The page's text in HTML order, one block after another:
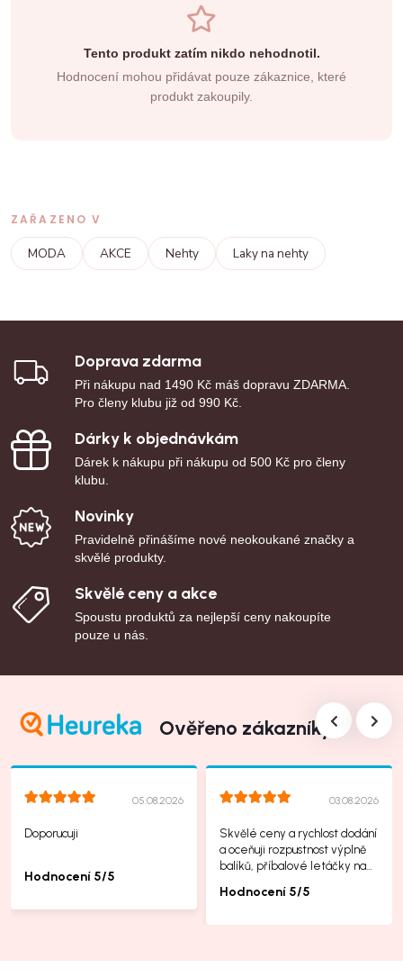
Tento produkt zatím nikdo nehodnotil.
Hodnocení mohou přidávat pouze zákaznice, které
produkt zakoupily.
ZAŘAZENO V
MODA AKCE Nehty Laky na nehty
Doprava zdarma
Při nákupu nad 1490 Kč máš dopravu ZDARMA.
Pro členy klubu již od 990 Kč.
Dárky k objednávkám
Dárek k nákupu při nákupu od 500 Kč pro členy
klubu.
Novinky
Pravidelně přinášíme nové neokoukané značky a
skvělé produkty.
Skvělé ceny a akce
Spoustu produktů za nejlepší ceny nakoupíte
pouze u nás.
Ověřeno zákazníky
05.08.2026
Doporucuji
Hodnocení 5/5
03.08.2026
Skvělé ceny a rychlost dodání
a oceňuji rozpustnost výplně
balíků, příbalové letáčky na
Hodnocení 5/5